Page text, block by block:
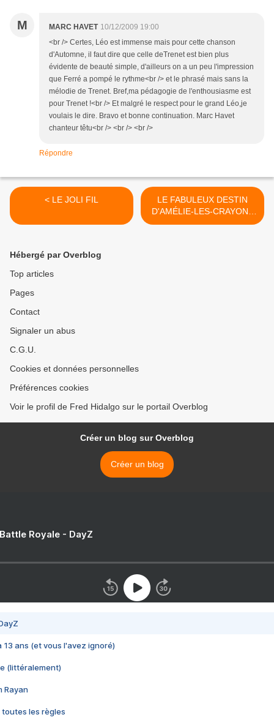
M MARC HAVET 10/12/2009 19:00
<br /> Certes, Léo est immense mais pour cette chanson
d'Automne, il faut dire que celle deTrenet est bien plus
évidente de beauté simple, d'ailleurs on a un peu l'impression
que Ferré a pompé le rythme<br /> et le phrasé mais sans la
mélodie de Trenet. Bref,ma pédagogie de l'enthousiasme est
pour Trenet !<br /> Et malgré le respect pour le grand Léo,je
voulais le dire. Bravo et bonne continuation. Marc Havet
chanteur têtu<br /> <br /> <br />
Répondre
< LE JOLI FIL
LE FABULEUX DESTIN
D'AMÉLIE-LES-CRAYONS
>
Hébergé par Overblog
Top articles
Pages
Contact
Signaler un abus
C.G.U.
Cookies et données personnelles
Préférences cookies
Voir le profil de Fred Hidalgo sur le portail Overblog
Créer un blog sur Overblog
Créer un blog
Royale - DayZ
13 ans (et vous l'avez ignoré)
(littéralement)
Rayan
toutes les règles